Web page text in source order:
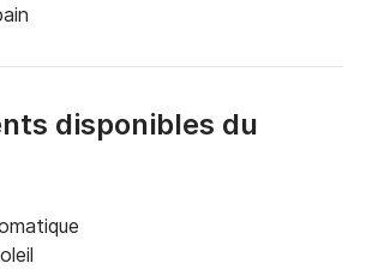
disponibles du